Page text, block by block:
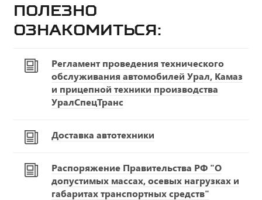
Полезно
ознакомиться:
Регламент проведения технического
обслуживания автомобилей Урал, Камаз
и прицепной техники производства
УралСпецТранс
Доставка автотехники
Распоряжение Правительства РФ "О
допустимых массах, осевых нагрузках и
габаритах транспортных средств"